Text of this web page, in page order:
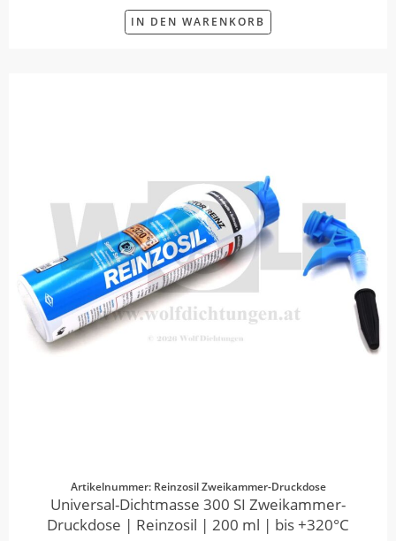
IN DEN WARENKORB
Artikelnummer: Reinzosil Zweikammer-Druckdose
Universal-Dichtmasse 300 SI Zweikammer-
Druckdose | Reinzosil | 200 ml | bis +320°C